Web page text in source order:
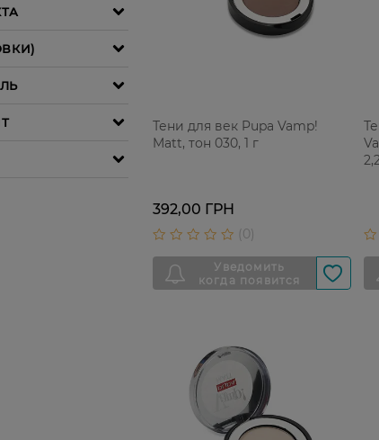
Тени для век Pupa Vamp!
Matt, тон 030, 1 г
392,00 ГРН